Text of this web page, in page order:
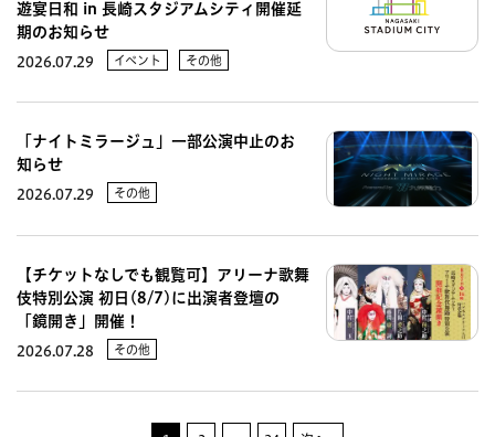
遊宴日和 in 長崎スタジアムシティ開催延
期のお知らせ
2026.07.29 イベント その他
「ナイトミラージュ」一部公演中止のお
知らせ
2026.07.29 その他
【チケットなしでも観覧可】アリーナ歌舞
伎特別公演 初日(8/7)に出演者登壇の
「鏡開き」開催！
2026.07.28 その他